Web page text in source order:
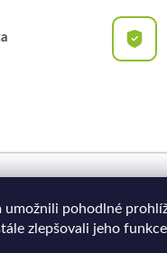
umožnili pohodlné
zlepšovali jeho